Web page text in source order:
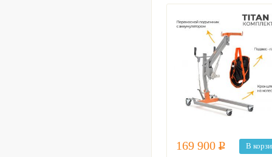
169 900 Р
В